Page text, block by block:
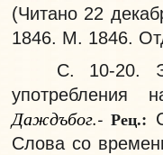
(Читано 22
1846. М. 1846.
С. 10-20.
употребления
Даждъбог.-Рец.:
Слова со